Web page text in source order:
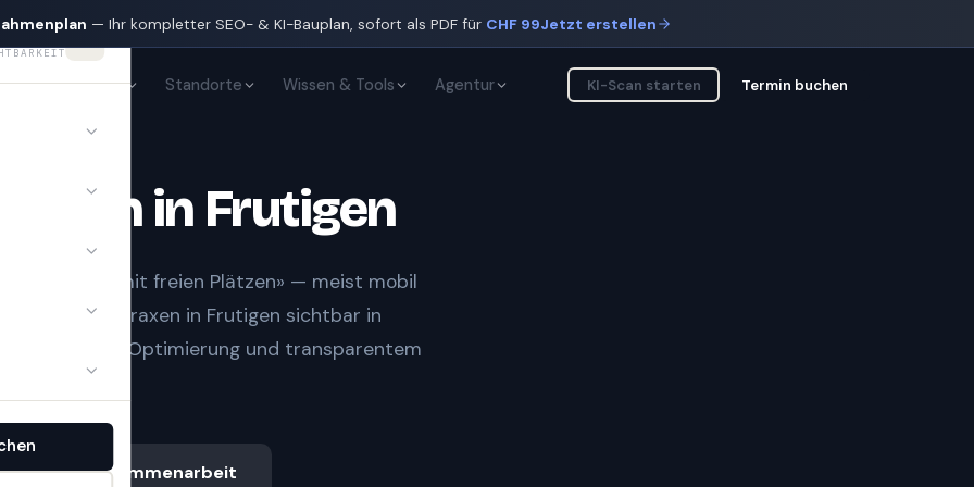
— Ihr kompletter SEO- & KI-Bauplan, sofort als PDF für CHF 99Jetzt erstellen
KI-Sichtbarkeit Standorte Wissen & Tools Agentur KI-Scan starten Termin buchen
in Frutigen
und «Arzt mit freien Plätzen» — meist mobil
Ärzte & Praxen in Frutigen sichtbar in
lokaler Optimierung und transparentem
Ablauf & Zusammenarbeit